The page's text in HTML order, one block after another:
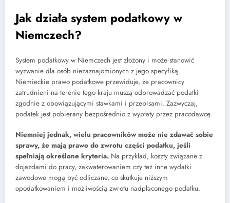
Jak działa system podatkowy w
Niemczech?
System podatkowy w Niemczech jest złożony i może stanowić
wyzwanie dla osób niezaznajomionych z jego specyfiką.
Niemieckie prawo podatkowe przewiduje, że pracownicy
zatrudnieni na terenie tego kraju muszą odprowadzać podatki
zgodnie z obowiązującymi stawkami i przepisami. Zazwyczaj,
podatek jest pobierany bezpośrednio z wypłaty przez pracodawcę.
Niemniej jednak, wielu pracowników może nie zdawać sobie
sprawy, że mają prawo do zwrotu części podatku, jeśli
spełniają określone kryteria. Na przykład, koszty związane z
dojazdami do pracy, zakwaterowaniem czy też inne wydatki
zawodowe mogą być odliczane, co skutkuje niższym
opodatkowaniem i możliwością zwrotu nadpłaconego podatku.